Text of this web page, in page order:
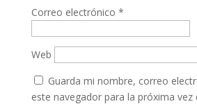
Correo electrónico *
Web
Guarda mi nombre, correo
este navegador para la próxima vez